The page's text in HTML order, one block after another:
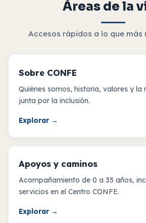
Áreas de la
Accesos rápidos a lo que más
Sobre CONFE
Quiénes somos, historia, valores y la
junta por la inclusión.
Explorar →
Apoyos y caminos
Acompañamiento de 0 a 35 años,
servicios en el Centro CONFE.
Explorar →